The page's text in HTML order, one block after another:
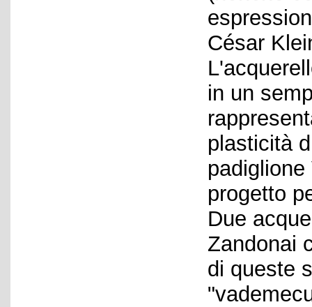
César
in un
plasticità
progetto
Due
Zandonai
di queste